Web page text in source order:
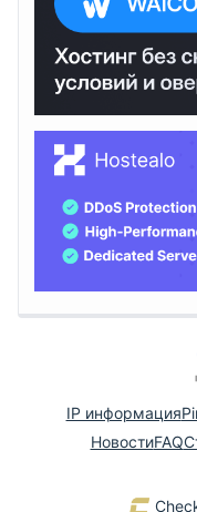
IP информация
НовостиFAQ